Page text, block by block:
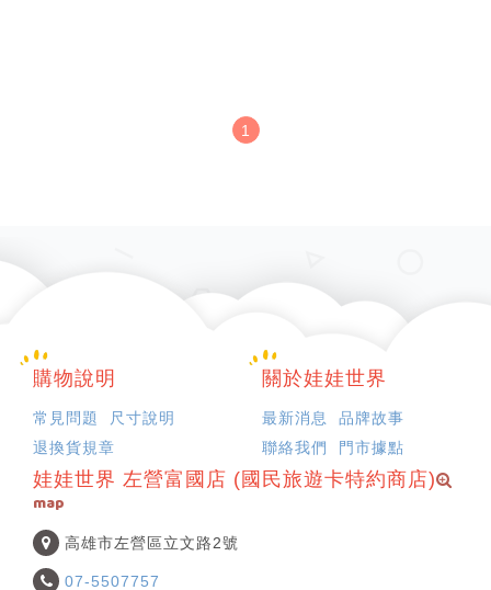
1
購物說明
常見問題
尺寸說明
退換貨規章
關於娃娃世界
最新消息
品牌故事
聯絡我們
門市據點
娃娃世界 左營富國店 (國民旅遊卡特約商店)
map
高雄市左營區立文路2號
07-5507757